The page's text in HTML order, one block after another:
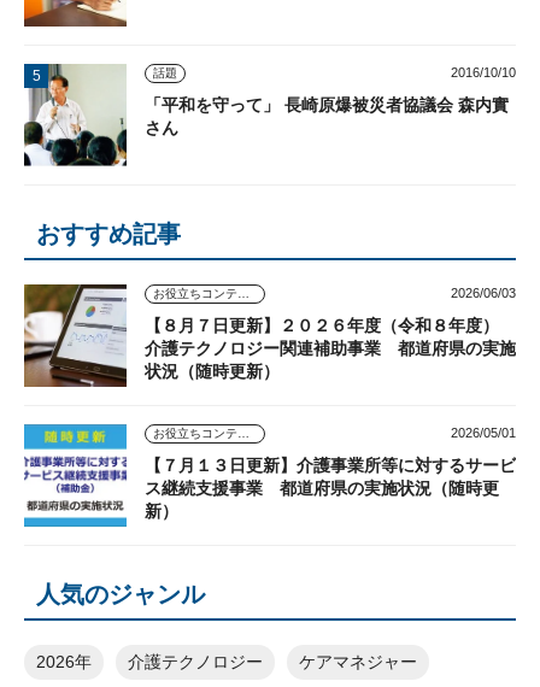
話題 2016/10/10
「平和を守って」 長崎原爆被災者協議会 森内實
さん
おすすめ記事
お役立ちコンテンツ 2026/06/03
【８月７日更新】２０２６年度（令和８年度）
介護テクノロジー関連補助事業 都道府県の実施
状況（随時更新）
お役立ちコンテンツ 2026/05/01
【７月１３日更新】介護事業所等に対するサービ
ス継続支援事業 都道府県の実施状況（随時更
新）
人気のジャンル
2026年 介護テクノロジー ケアマネジャー